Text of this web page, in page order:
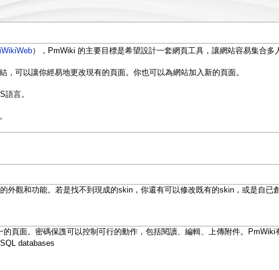
），PmWiki 的主要目標是希望設計一套網頁工具，讓網站容易集合多
，可以讓你經易地更改現有的頁面。你也可以為網站加入新的頁面。
言。
觀和功能。若是找不到現成的skin，你還有可以修改既有的skin，或是自已
頁面。密碼保謢可以控制可行的動作，包括閱讀、編輯、上傳附件。
databases